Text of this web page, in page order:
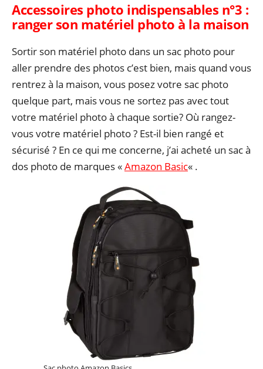
Accessoires photo indispensables n°3 :
ranger son matériel photo à la maison
Sortir son matériel photo dans un sac photo pour
aller prendre des photos c’est bien, mais quand vous
rentrez à la maison, vous posez votre sac photo
quelque part, mais vous ne sortez pas avec tout
votre matériel photo à chaque sortie? Où rangez-
vous votre matériel photo ? Est-il bien rangé et
sécurisé ? En ce qui me concerne, j’ai acheté un sac à
dos photo de marques «Amazon Basic« .